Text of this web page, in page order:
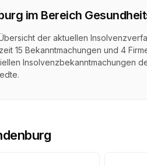
im Bereich
der aktuellen
15 Bekanntmachungen und 4
Insolvenzbekanntmachungen